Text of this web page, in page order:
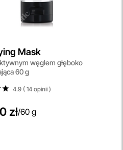
Mask
węglem głęboko
60 g
4.9 ( 14opinii)
zł/60 g